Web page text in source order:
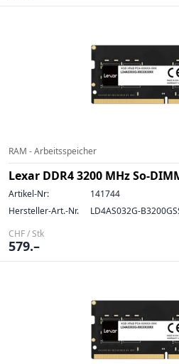
RAM - Arbeitsspeicher
Lexar DDR4 3200 MHz So-
Artikel-Nr:
141744
Hersteller-Art.-Nr.
LD4AS032G-
CHF / Stk
579.–